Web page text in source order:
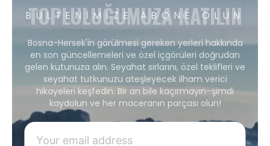
BÜLTENIMIZE ABONE OLUN
TOPLULUĞUMUZA KATILIN
Bosna-Hersek'in görülmesi gereken yerleri hakkında
en son güncellemeleri ve özel içgörüleri doğrudan
gelen kutunuza alın. Seyahat sırlarını, özel teklifleri ve
seyahat tutkunuzu ateşleyecek ilham verici
hikayeleri keşfedin. Bir an bile kaçırmayın–şimdi
kaydolun ve her maceranın parçası olun!